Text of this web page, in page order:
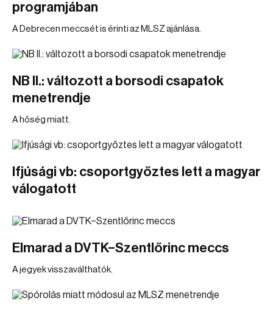
programjában
A Debrecen meccsét is érinti az MLSZ ajánlása.
NB II.: változott a borsodi csapatok
menetrendje
A hőség miatt.
Ifjúsági vb: csoportgyőztes lett a magyar
válogatott
Elmarad a DVTK–Szentlőrinc meccs
A jegyek visszaválthatók.